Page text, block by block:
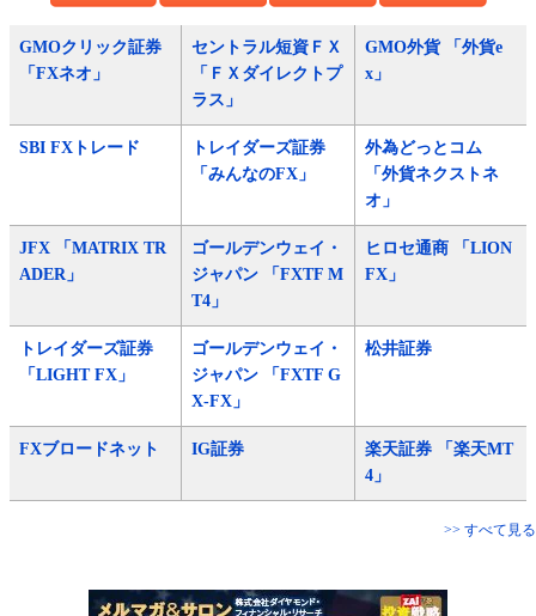
GMOクリック証券
「FXネオ」
セントラル短資ＦＸ
「ＦＸダイレクトプ
ラス」
GMO外貨 「外貨e
x」
SBI FXトレード
トレイダーズ証券
「みんなのFX」
外為どっとコム
「外貨ネクストネ
オ」
JFX 「MATRIX TR
ADER」
ゴールデンウェイ・
ジャパン 「FXTF M
T4」
ヒロセ通商 「LION
FX」
トレイダーズ証券
「LIGHT FX」
ゴールデンウェイ・
ジャパン 「FXTF G
X-FX」
松井証券
FXブロードネット IG証券
楽天証券 「楽天MT
4」
>> すべて見る